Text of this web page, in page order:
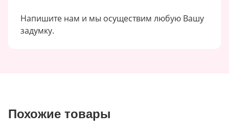
Напишите нам и мы осуществим любую Вашу
задумку.
Похожие товары